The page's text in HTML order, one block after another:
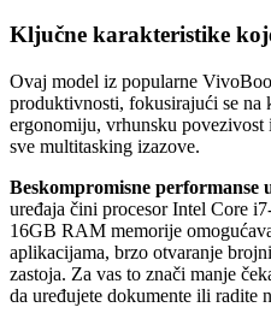
Ključne karakteristike
Ovaj model iz popularne
produktivnosti, fokusirajući se na
ergonomiju, vrhunsku povezivost
sve multitasking izazove.
Beskompromisne performanse
uređaja čini procesor Intel Core
16GB RAM memorije
aplikacijama, brzo otvaranje
zastoja. Za vas to znači manje
da uređujete dokumente ili radite